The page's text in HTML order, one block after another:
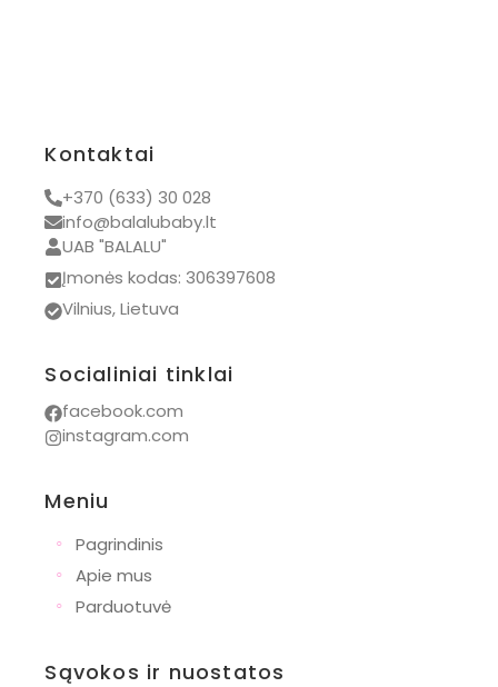
Kontaktai
+370 (633) 30 028
info@balalubaby.lt
UAB "BALALU"
Įmonės kodas: 306397608
Vilnius, Lietuva
Socialiniai tinklai
facebook.com
instagram.com
Meniu
◦
Pagrindinis
◦ Apie mus
◦ Parduotuvė
Sąvokos ir nuostatos